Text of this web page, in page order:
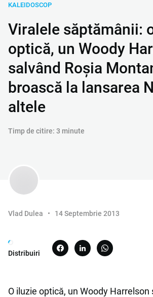
KALEIDOSCOP
Viralele săptămânii:
optică, un Woody
salvând Roşia
broască la lansarea
altele
Timp de citire: 3 minute
Vlad Dulea 14 Septembrie 2013
Distribuiri
O iluzie optică, un Woody Harrelson